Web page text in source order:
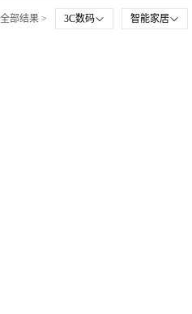
全部结果 > 3C数码 智能家居